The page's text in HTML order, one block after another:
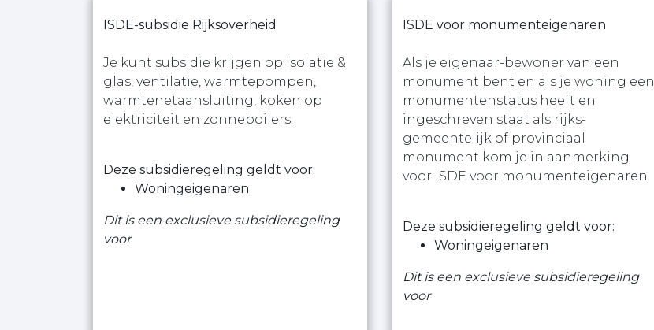
ISDE-subsidie Rijksoverheid
Je kunt subsidie krijgen op isolatie &
glas, ventilatie, warmtepompen,
warmtenetaansluiting, koken op
elektriciteit en zonneboilers.
Deze subsidieregeling geldt voor:
Woningeigenaren
Dit is een exclusieve subsidieregeling
voor
ISDE voor monumenteigenaren
Als je eigenaar-bewoner van een
monument bent en als je woning een
monumentenstatus heeft en
ingeschreven staat als rijks-
gemeentelijk of provinciaal
monument kom je in aanmerking
voor ISDE voor monumenteigenaren.
Deze subsidieregeling geldt voor:
Woningeigenaren
Dit is een exclusieve subsidieregeling
voor